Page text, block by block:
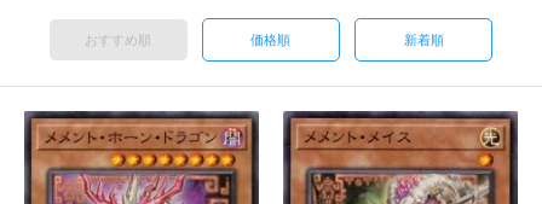
おすすめ順 価格順 新着順